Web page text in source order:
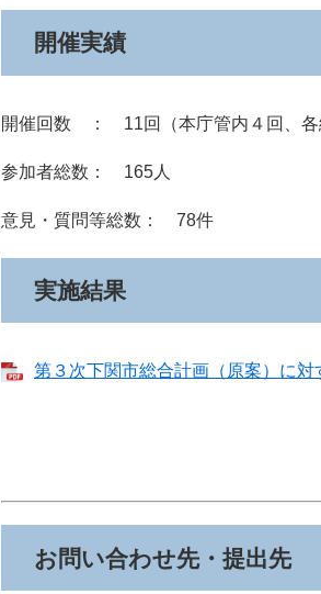
開催実績
開催回数 ： 11回（本庁管内４回、各
参加者総数： 165人
意見・質問等総数： 78件
実施結果
第３次下関市総合計画（原案）に
お問い合わせ先・提出先